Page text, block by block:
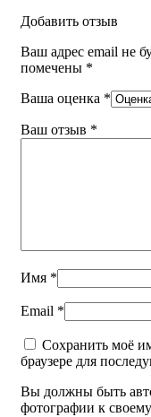
Добавить отзыв
Ваш адрес email не
помечены *
Ваша оценка *
Ваш отзыв *
Имя *
Email *
Сохранить моё
браузере для
Вы должны быть
фотографии к